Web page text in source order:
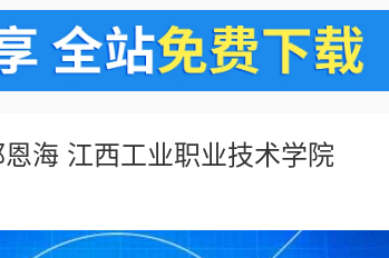
海 江西工业职业技术学院